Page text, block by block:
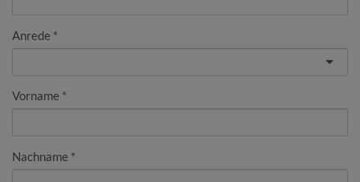
Anrede
Vorname
Nachname